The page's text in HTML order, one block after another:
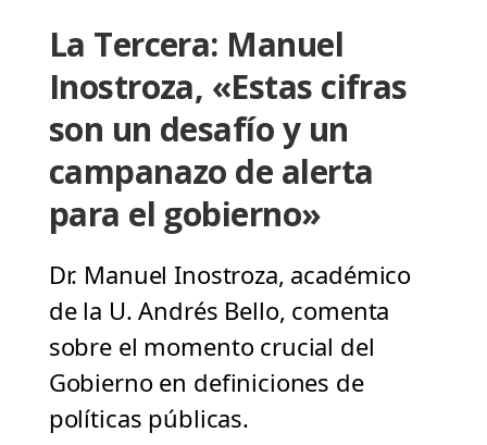
La Tercera: Manuel
Inostroza, «Estas cifras
son un desafío y un
campanazo de alerta
para el gobierno»
Dr. Manuel Inostroza, académico
de la U. Andrés Bello, comenta
sobre el momento crucial del
Gobierno en definiciones de
políticas públicas.